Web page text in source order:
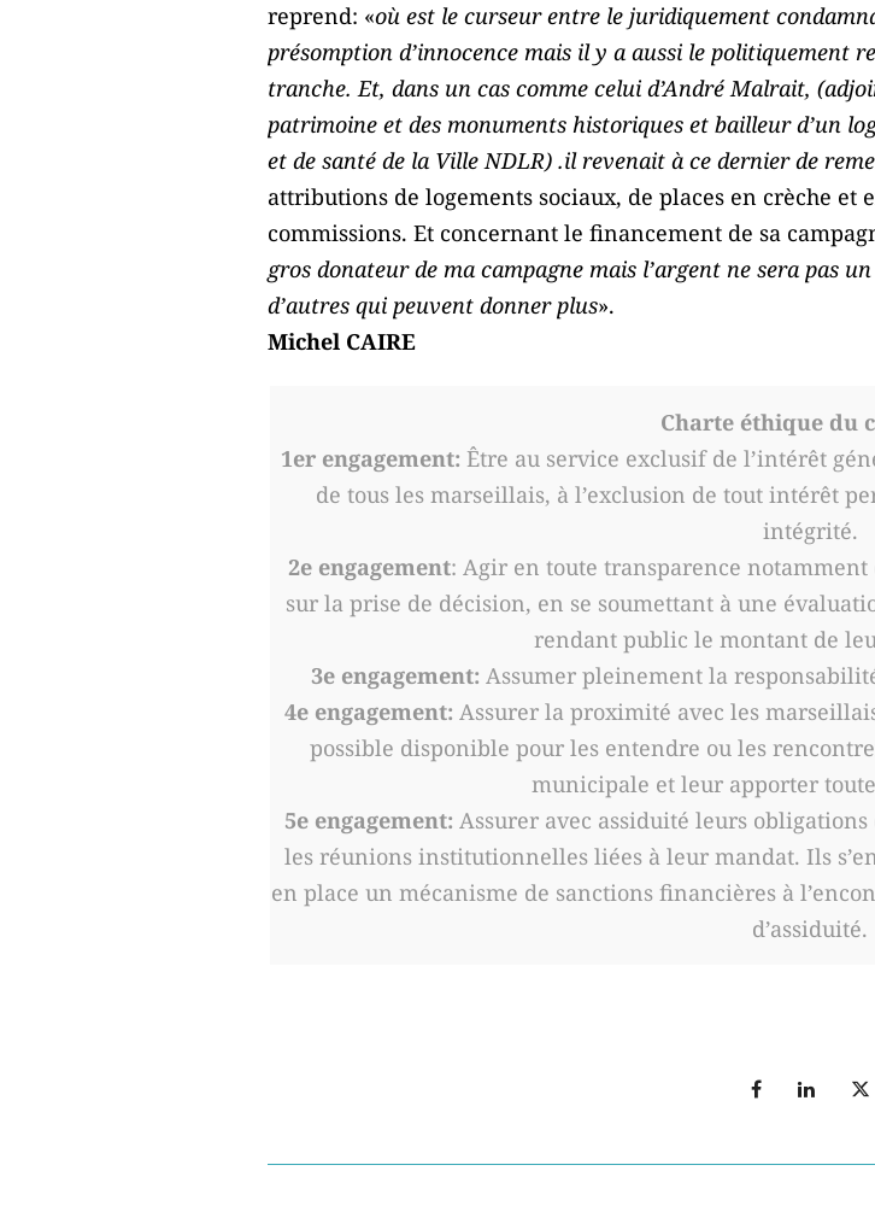
reprend: «où est le curseur entre le juridiquement
présomption d’innocence mais il y a aussi le politiquement
tranche. Et, dans un cas comme celui d’André Malrait,
patrimoine et des monuments historiques et bailleur d’un
et de santé de la Ville NDLR) .il revenait à ce dernier de
attributions de logements sociaux, de places en crèche
commissions. Et concernant le financement de sa
gros donateur de ma campagne mais l’argent ne sera pas
d’autres qui peuvent donner plus».
Michel CAIRE
Charte éthique du
1er engagement: Être au service exclusif de l’intérêt
de tous les marseillais, à l’exclusion de tout intérêt
intégrité.
2e engagement: Agir en toute transparence
sur la prise de décision, en se soumettant à une
rendant public le montant de
3e engagement: Assumer pleinement la
4e engagement: Assurer la proximité avec les
possible disponible pour les entendre ou les
municipale et leur apporter
5e engagement: Assurer avec assiduité leurs
les réunions institutionnelles liées à leur mandat. Ils
en place un mécanisme de sanctions financières à
d’assiduité.